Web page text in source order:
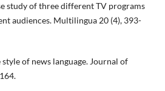
study of three different TV programs
audiences. Multilingua 20 (4), 393-
style of news language. Journal of